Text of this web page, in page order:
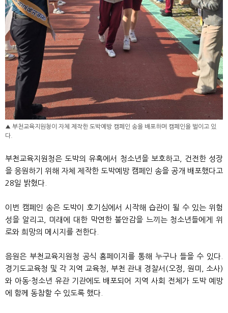
▲ 부천교육지원청이 자체 제작한 도박예방 캠페인 송을 배포하며 캠페인을 벌이고 있
다.
부천교육지원청은 도박의 유혹에서 청소년을 보호하고, 건전한 성장
을 응원하기 위해 자체 제작한 도박예방 캠페인 송을 공개 배포했다고
28일 밝혔다.
이번 캠페인 송은 도박이 호기심에서 시작해 습관이 될 수 있는 위험
성을 알리고, 미래에 대한 막연한 불안감을 느끼는 청소년들에게 위
로와 희망의 메시지를 전한다.
음원은 부천교육지원청 공식 홈페이지를 통해 누구나 들을 수 있다.
경기도교육청 및 각 지역 교육청, 부천 관내 경찰서(오정, 원미, 소사)
와 아동·청소년 유관 기관에도 배포되어 지역 사회 전체가 도박 예방
에 함께 동참할 수 있도록 했다.